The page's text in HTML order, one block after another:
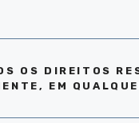
OS DIREITOS
EM